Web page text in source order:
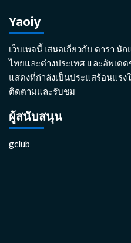
Yaoiy
เว็บเพจนี้ เสนอเกี่ยวกับ ดารา นั
ไทยและต่างประเทศ และอัพเด
แสดงที่กำลังเป็นประแสร้อนแรง
ติดตามและรับชม
ผู้สนับสนุน
gclub